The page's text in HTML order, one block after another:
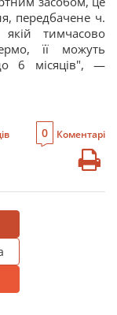
передбачене ч.
тимчасово
її можуть
6 місяців", —
0 Коментарі